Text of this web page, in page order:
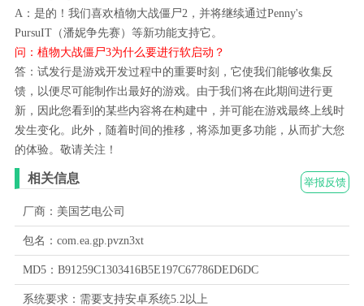
A：是的！我们喜欢植物大战僵尸2，并将继续通过Penny's
PursuIT（潘妮争先赛）等新功能支持它。
问：植物大战僵尸3为什么要进行软启动？
答：试发行是游戏开发过程中的重要时刻，它使我们能够收集反
馈，以便尽可能制作出最好的游戏。由于我们将在此期间进行更
新，因此您看到的某些内容将在构建中，并可能在游戏最终上线时
发生变化。此外，随着时间的推移，将添加更多功能，从而扩大您
的体验。敬请关注！
举报反馈
相关信息
厂商：美国艺电公司
包名：com.ea.gp.pvzn3xt
MD5：B91259C1303416B5E197C67786DED6DC
系统要求：需要支持安卓系统5.2以上